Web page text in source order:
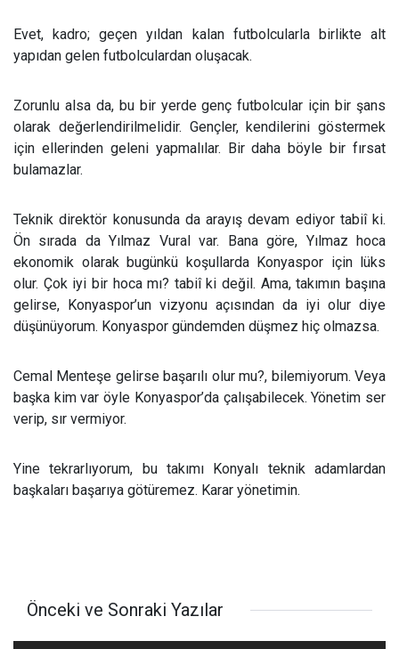
Evet, kadro; geçen yıldan kalan futbolcularla birlikte alt
yapıdan gelen futbolculardan oluşacak.
Zorunlu alsa da, bu bir yerde genç futbolcular için bir şans
olarak değerlendirilmelidir. Gençler, kendilerini göstermek
için ellerinden geleni yapmalılar. Bir daha böyle bir fırsat
bulamazlar.
Teknik direktör konusunda da arayış devam ediyor tabiî ki.
Ön sırada da Yılmaz Vural var. Bana göre, Yılmaz hoca
ekonomik olarak bugünkü koşullarda Konyaspor için lüks
olur. Çok iyi bir hoca mı? tabiî ki değil. Ama, takımın başına
gelirse, Konyaspor’un vizyonu açısından da iyi olur diye
düşünüyorum. Konyaspor gündemden düşmez hiç olmazsa.
Cemal Menteşe gelirse başarılı olur mu?, bilemiyorum. Veya
başka kim var öyle Konyaspor’da çalışabilecek. Yönetim ser
verip, sır vermiyor.
Yine tekrarlıyorum, bu takımı Konyalı teknik adamlardan
başkaları başarıya götüremez. Karar yönetimin.
Önceki ve Sonraki Yazılar